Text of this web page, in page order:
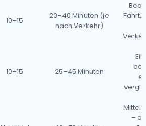
10–15
20–40 Minuten (je
nach Verkehr)
Fahrt,
10–15 25–45 Minuten
–